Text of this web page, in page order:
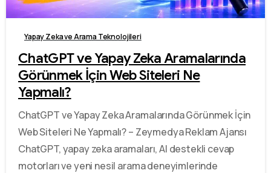
Yapay Zeka ve Arama Teknolojileri
ChatGPT ve Yapay Zeka Aramalarında
Görünmek İçin Web Siteleri Ne
Yapmalı?
ChatGPT ve Yapay Zeka Aramalarında Görünmek İçin
Web Siteleri Ne Yapmalı? – Zeymedya Reklam Ajansı
ChatGPT, yapay zeka aramaları, AI destekli cevap
motorları ve yeni nesil arama deneyimlerinde